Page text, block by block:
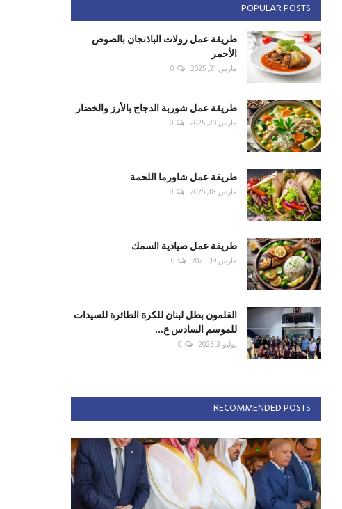
POPULAR POSTS
طريقة عمل رولات الباذنجان بالصوص
الأحمر
مارس 21, 2025 0
طريقة عمل شوربة الدجاج بالأرز والخضار
مارس 20, 2025 0
طريقة عمل شاورما اللحمة
مارس 18, 2025 0
طريقة عمل صيادية السمك
مارس 19, 2025 0
القلمون بطل لبنان للكرة الطائرة للسيدات
للموسم السادس ع...
يوليو 3, 2025 0
RECOMMENDED POSTS